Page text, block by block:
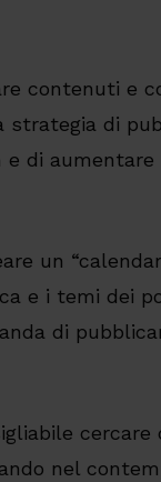
contenuti e
di
e di
un
e i temi dei
di
cercare
nel